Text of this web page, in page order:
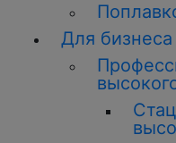
Для бизнеса